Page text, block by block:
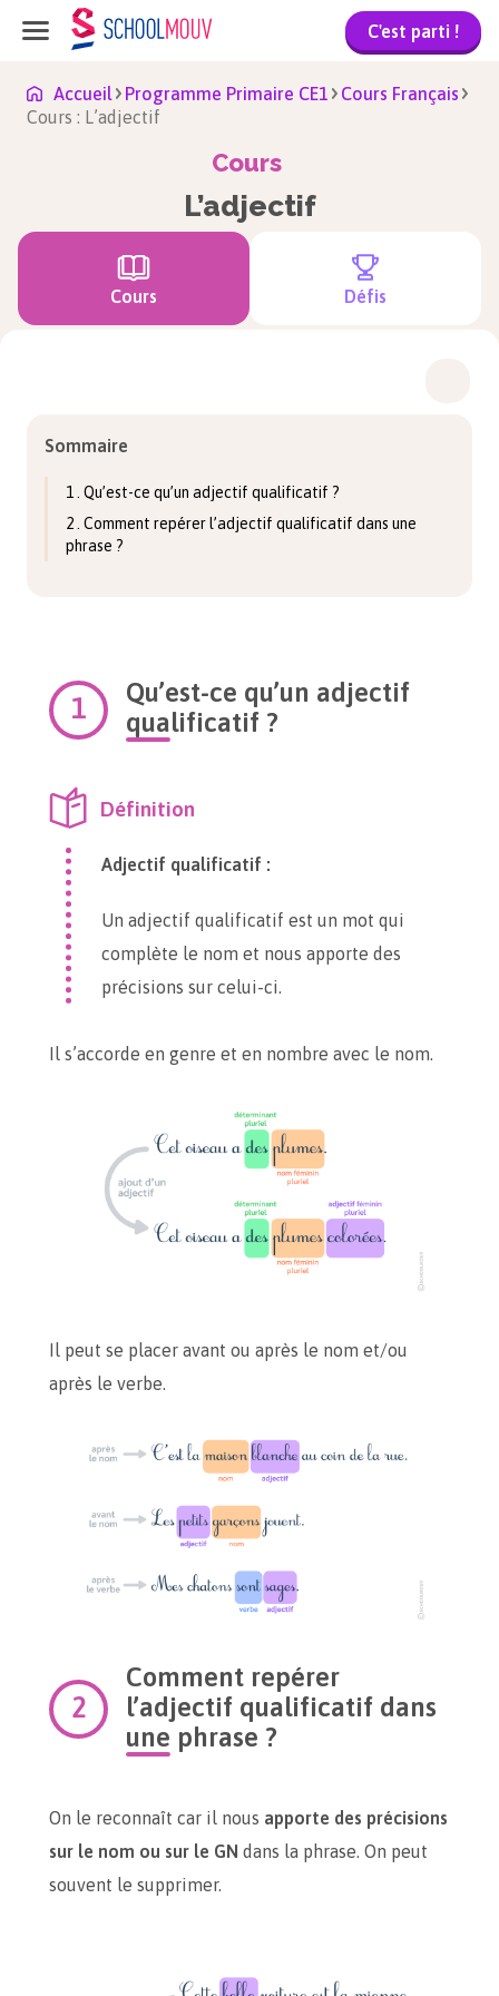
C'est parti !
Accueil Programme Primaire CE1
Cours Français
Cours : L’adjectif
Cours
L’adjectif
Cours Défis
Sommaire
1 . Qu’est-ce qu’un adjectif qualificatif ?
2 . Comment repérer l’adjectif qualificatif dans une
phrase ?
Qu’est-ce qu’un adjectif
qualificatif ?
Définition
Adjectif qualificatif :
Un adjectif qualificatif est un mot qui
complète le nom et nous apporte des
précisions sur celui-ci.
Il s’accorde en genre et en nombre avec le nom.
Il peut se placer avant ou après le nom et/ou
après le verbe.
Comment repérer
l’adjectif qualificatif dans
une phrase ?
On le reconnaît car il nous apporte des précisions
sur le nom ou sur le GN dans la phrase. On peut
souvent le supprimer.